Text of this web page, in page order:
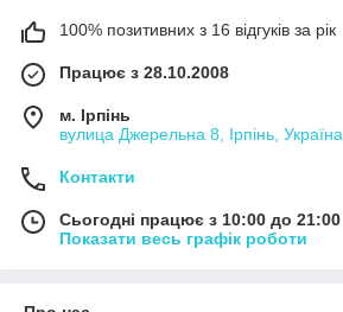
100% позитивних з 16 відгуків за рік
Працює з 28.10.2008
м. Ірпінь
вулица Джерельна 8, Ірпінь, Україна
Контакти
Сьогодні працює з 10:00 до 21:00
Показати весь графік роботи